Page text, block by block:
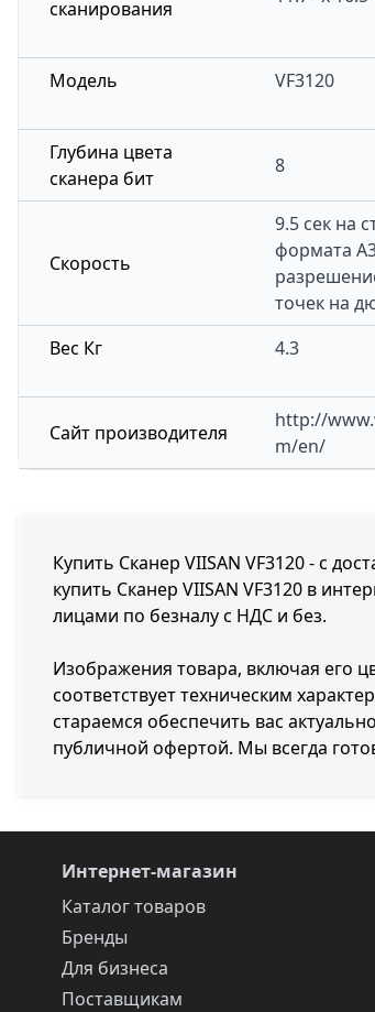
сканирования
Модель VF3120
Глубина цвета
сканера бит
8
Скорость
9.5 сек на
формата
точек на
Вес Кг 4.3
Сайт производителя
http://
m/en/
Купить Сканер VIISAN VF3120 - с
купить Сканер VIISAN VF3120 в
лицами по безналу с НДС и без.
Изображения товара, включая его
соответствует техническим
стараемся обеспечить вас
публичной офертой. Мы всегда
Интернет-магазин
Каталог товаров
Бренды
Для бизнеса
Поставщикам